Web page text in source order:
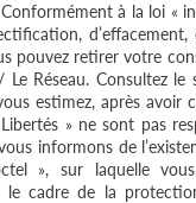
à la loi «
pouvez retirer votre
Réseau. Consultez le
estimez, après avoir
» ne sont pas
informons de
», sur laquelle
le cadre de la